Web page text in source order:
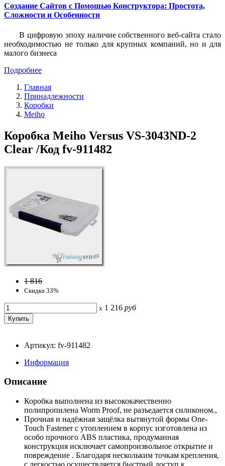
Создание Сайтов с Помощью Конструктора: Простота,
Сложности и Особенности
В цифровую эпоху наличие собственного веб-сайта стало
необходимостью не только для крупных компаний, но и для
малого бизнеса
Подробнее
Главная
Принадлежности
Коробки
Meiho
Коробка Meiho Versus VS-3043ND-2
Clear /Код fv-911482
1 816
Скидка 33%
x 1 216 руб
Артикул: fv-911482
Информация
Описание
Коробка выполнена из высококачественно
полипропилена Worm Proof, не разъедается силиконом.,
Прочная и надёжная защёлка вытянутой формы One-
Touch Fastener с утоплением в корпус изготовлена из
особо прочного ABS пластика, продуманная
конструкция исключает самопроизвольное открытие и
повреждение . Благодаря нескольким точкам крепления,
с легкостью осуществляется быстрый доступ к